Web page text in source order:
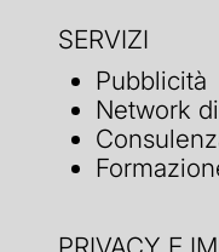
SERVIZI
Pubblicità
Network